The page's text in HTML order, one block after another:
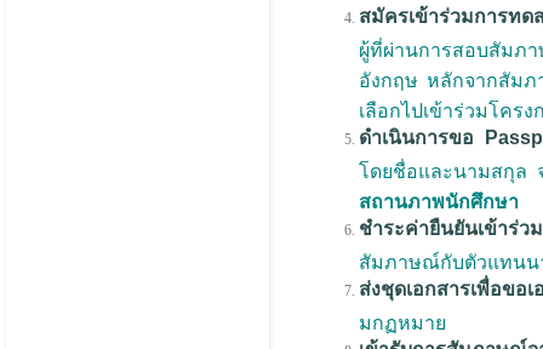
สมัครเข้าร่วมการท
ผู้ที่ผ่านการสอบสัมภา
อังกฤษ หลักจากสัมภ
เลือกไปเข้าร่วมโคร
ดำเนินการขอ
โดยชื่อและนามสกุล
สถานภาพนักศึกษา
ชำระค่ายืนยันเข้าร่
สัมภาษณ์กับตัวแทนน
ส่งชุดเอกสารเพื่อขอ
มกฏหมาย